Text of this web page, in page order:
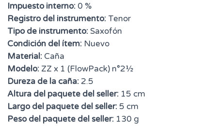
Impuesto interno: 0 %
Registro del instrumento: Tenor
Tipo de instrumento:Saxofón
Condición del ítem: Nuevo
Material: Caña
Modelo: ZZ x 1 (FlowPack) n°2½
Dureza de la caña: 2.5
Altura del paquete del seller: 15 cm
Largo del paquete del seller: 5 cm
Peso del paquete del seller: 130 g